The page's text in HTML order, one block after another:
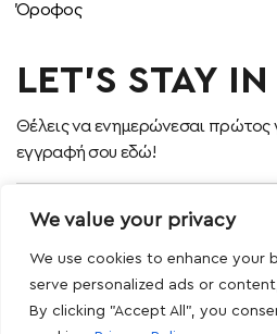
We value your privacy
We use cookies to enhance your
serve personalized ads or
By clicking "Accept All", you
Όροφος
LET’S STAY
Θέλεις να ενημερώνεσαι πρώτος
εγγραφή σου εδώ!
Αποδέχομαι τους όρους